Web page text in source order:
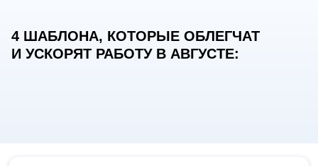
4 ШАБЛОНА, КОТОРЫЕ ОБЛЕГЧАТ
И УСКОРЯТ РАБОТУ В АВГУСТЕ: